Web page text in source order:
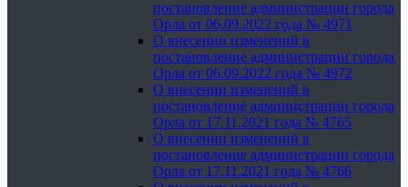
постановление администрации города
Орла от 06.09.2022 года № 4971
О внесении изменений в
постановление администрации города
Орла от 06.09.2022 года № 4972
О внесении изменений в
постановление администрации города
Орла от 17.11.2021 года № 4765
О внесении изменений в
постановление администрации города
Орла от 17.11.2021 года № 4766